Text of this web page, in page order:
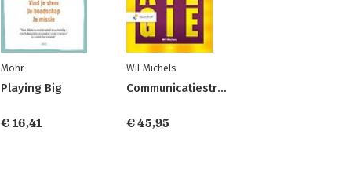
Mohr
Playing Big
€ 16,41
Wil Michels
Communicatiestrategie
€ 45,95